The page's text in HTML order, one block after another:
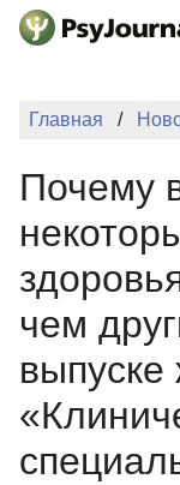
Перейти к
Главная
Почему
чем